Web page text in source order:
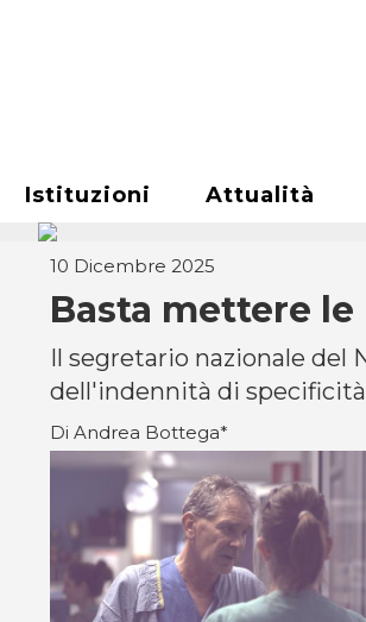
Istituzioni Attualità
10 Dicembre 2025
Basta mettere
Il segretario nazionale del
dell'indennità di
Di Andrea Bottega*